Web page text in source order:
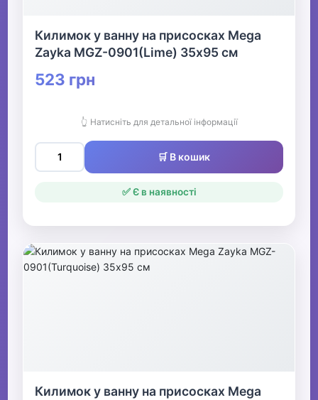
Килимок у ванну на присосках Mega
Zayka MGZ-0901(Lime) 35х95 см
523 грн
👆 Натисніть для детальної інформації
🛒 В кошик
✅ Є в наявності
Килимок у ванну на присосках Mega